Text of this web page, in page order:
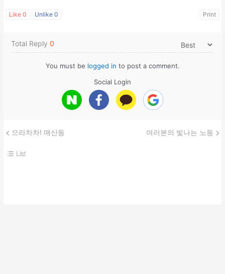
Like0 Unlike0 Print
Total Reply0
You must be logged in to post a comment.
Social Login
으라차차! 매산동 여러분의 빛나는 노동
List